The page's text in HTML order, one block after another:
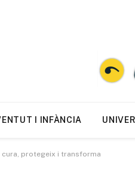
I INFÀNCIA
cura, protegeix i transforma